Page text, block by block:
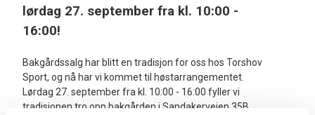
lørdag 27. september fra kl. 10:00 -
16:00!
Bakgårdssalg har blitt en tradisjon for oss hos Torshov
Sport, og nå har vi kommet til høstarrangementet.
Lørdag 27. september fra kl. 10:00 - 16:00 fyller vi
tradisjonen tro opp bakgården i Sandakerveien 35B